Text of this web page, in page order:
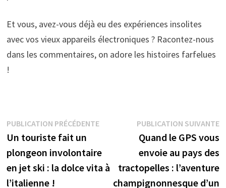
Et vous, avez-vous déjà eu des expériences insolites
avec vos vieux appareils électroniques ? Racontez-nous
dans les commentaires, on adore les histoires farfelues
!
Navigation
de
l’article
PUBLICATION PRÉCÉDENTEPublication
précédente :
Un touriste fait un
plongeon involontaire
en jet ski : la dolce vita à
l’italienne !
PUBLICATION SUIVANTE
Quand le GPS vous
envoie au pays des
tractopelles : l’aventure
champignonnesque d’un